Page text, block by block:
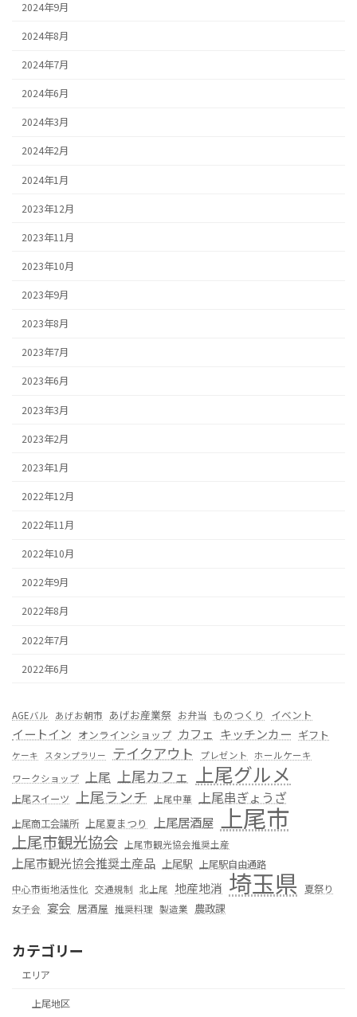
2024年9月
2024年8月
2024年7月
2024年6月
2024年3月
2024年2月
2024年1月
2023年12月
2023年11月
2023年10月
2023年9月
2023年8月
2023年7月
2023年6月
2023年3月
2023年2月
2023年1月
2022年12月
2022年11月
2022年10月
2022年9月
2022年8月
2022年7月
2022年6月
AGEバル あげお朝市 あげお産業祭 お弁当 ものつくり イベント
イートイン オンラインショップ カフェ キッチンカー ギフト
ケーキ スタンプラリー テイクアウト プレゼント
ホールケーキ
ワークショップ 上尾 上尾カフェ 上尾グルメ
上尾スイーツ 上尾ランチ 上尾中華 上尾串ぎょうざ
上尾商工会議所 上尾夏まつり 上尾居酒屋 上尾市
上尾市観光協会 上尾市観光協会推奨土産
上尾市観光協会推奨土産品 上尾駅 上尾駅自由通路
中心市街地活性化 交通規制 北上尾 地産地消 埼玉県 夏祭り
女子会 宴会 居酒屋 推奨料理 製造業 農政課
カテゴリー
エリア
上尾地区